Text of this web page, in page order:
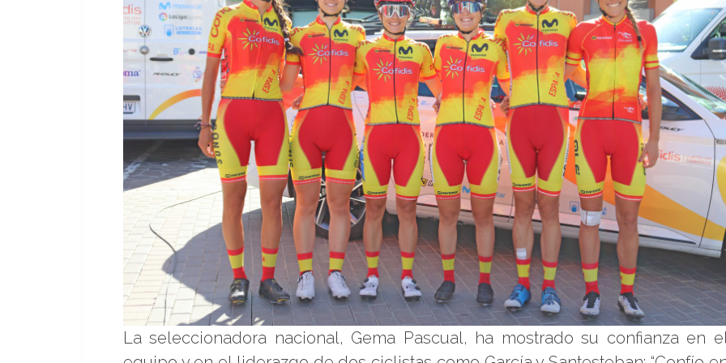
La seleccionadora nacional, Gema Pascual, ha mostrado su confianza en